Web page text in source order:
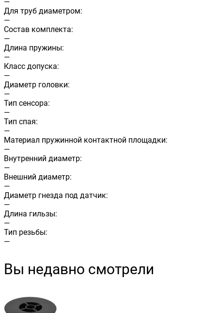
Для труб диаметром:
—
Состав комплекта:
—
Длина пружины:
—
Класс допуска:
—
Диаметр головки:
—
Тип сенсора:
—
Тип спая:
—
Материал пружинной контактной площадки:
—
Внутренний диаметр:
—
Внешний диаметр:
—
Диаметр гнезда под датчик:
—
Длина гильзы:
—
Тип резьбы:
—
Вы недавно смотрели